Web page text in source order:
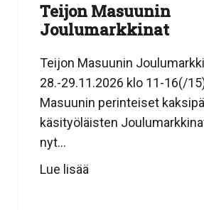
Teijon Masuunin
Joulumarkkinat
Teijon Masuunin
28.-29.11.2026 klo 11-16(/
Masuunin perinteiset
käsityöläisten
nyt...
Lue lisää